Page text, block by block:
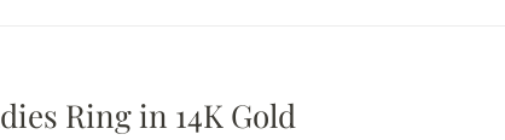
Ring in 14K Gold